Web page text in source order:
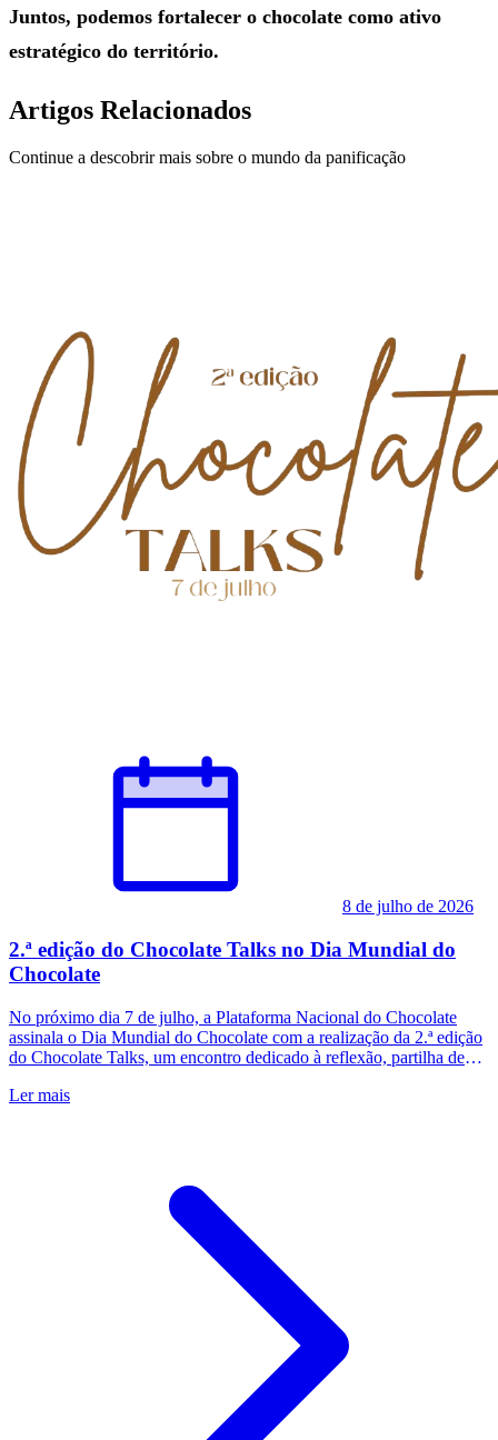
Juntos, podemos fortalecer o chocolate como ativo
estratégico do território.
Artigos Relacionados
Continue a descobrir mais sobre o mundo da panificação
8 de julho de 2026
2.ª edição do Chocolate Talks no Dia Mundial do
Chocolate
No próximo dia 7 de julho, a Plataforma Nacional do Chocolate
assinala o Dia Mundial do Chocolate com a realização da 2.ª edição
do Chocolate Talks, um encontro dedicado à reflexão, partilha de
Ler mais